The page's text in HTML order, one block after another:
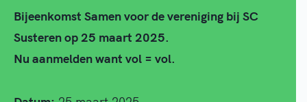
Bijeenkomst Samen voor de vereniging bij SC
Susteren op 25 maart 2025.
Nu aanmelden want vol = vol.